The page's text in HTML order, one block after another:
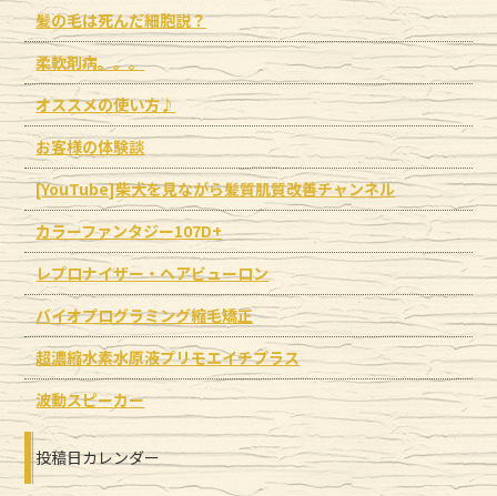
髪の毛は死んだ細胞説？
柔軟剤病。。。
オススメの使い方♪
お客様の体験談
[YouTube]柴犬を見ながら髪質肌質改善チャンネル
カラーファンタジー107D+
レプロナイザー・ヘアビューロン
バイオプログラミング縮毛矯正
超濃縮水素水原液プリモエイチプラス
波動スピーカー
投稿日カレンダー